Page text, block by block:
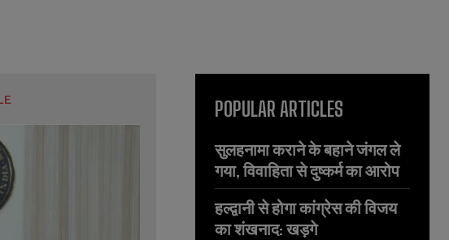
POPULAR ARTICLES
सुलहनामा कराने के बहाने जंगल ले
गया, विवाहिता से दुष्कर्म का आरोप
हल्द्वानी से होगा कांग्रेस की विजय
का शंखनाद: खड़गे